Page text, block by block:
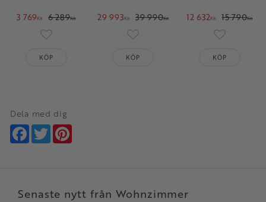
3 769KR 6 289KR
Lägg till i favoriter
KÖP
29 993KR 39 990KR
Lägg till i favoriter
KÖP
12 632KR 15 790KR
Lägg till i
KÖP
Dela med dig
Facebook
Twitter
Senaste nytt från Wohnzimmer